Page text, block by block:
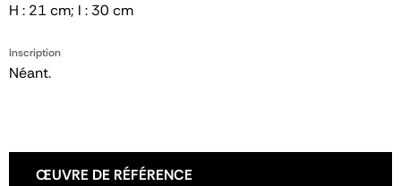
H : 21 cm; l : 30 cm
Inscription
Néant.
ŒUVRE DE RÉFÉRENCE